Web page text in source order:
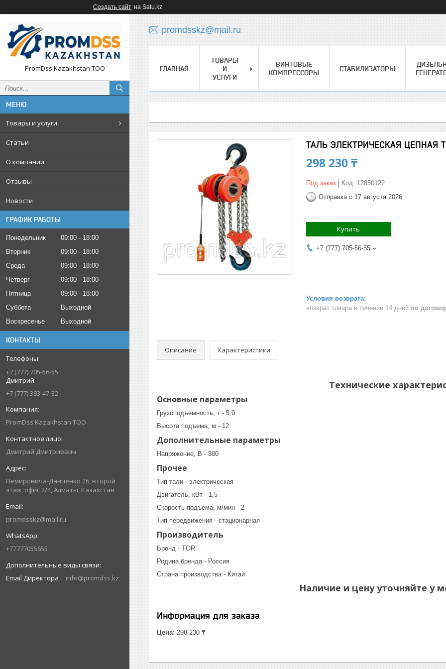
Создать сайт на Satu.kz
PromDss Kazakhstan TOO
Товары и услуги
Статьи
О компании
Отзывы
Новости
ГРАФИК РАБОТЫ
Понедельник 09:00
18:00
Вторник
09:00
18:00
Среда
09:00
18:00
Четверг
09:00
18:00
Пятница
09:00
18:00
Суббота
Выходной
Воскресенье
Выходной
КОНТАКТЫ
+7 (777) 705-56-55
Дмитрий
+7 (777) 383-47-32
PromDss Kazakhstan TOO
Дмитрий Дмитриевич
Немировича-Данченко 26, второй
этаж, офис 2/4, Алматы, Казахстан
promdsskz@mail.ru
+77777055655
Email Директора info@promdss.kz
promdsskz@mail.ru
ГЛАВНАЯ
ТОВАРЫ
И
УСЛУГИ
ВИНТОВЫЕ
КОМПРЕССОРЫ
СТАБИЛИЗАТОРЫ
ТАЛЬ ЭЛЕКТРИЧЕСКАЯ ЦЕПНАЯ
298 230 ₸
Под заказ Код: 12850122
Отправка с 17 августа 2026
Купить
+7 (777) 705-56-55
возврат товара в течение 14 дней по
Описание Характеристики
Технические
Основные параметры
Грузоподъемность, т - 5,0
Высота подъема, м - 12
Дополнительные параметры
Напряжение, В - 380
Прочее
Тип тали - электрическая
Двигатель, кВт - 1,5
Скорость подъема, м/мин - 2
Тип передвижения - стационарная
Производитель
Бренд - TOR
Родина бренда - Россия
Страна производства - Китай
Наличие и цену уточняйте у
Информация для заказа
Цена: 298 230 ₸